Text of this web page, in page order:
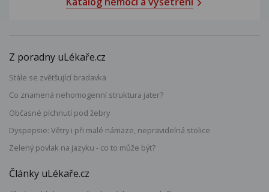
Z poradny uLékaře.cz
Stále se zvětšující bradavka
Co znamená nehomogenní struktura jater?
Občasné píchnutí pod žebry
Dyspepsie: Větry i při malé námaze, nepravidelná stolice
Zelený povlak na jazyku - co to může být?
Články uLékaře.cz